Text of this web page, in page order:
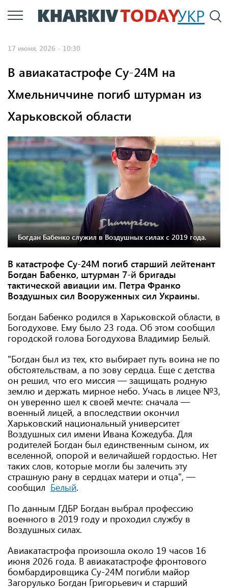
Перейти
к
УКР
17 июня, 2026 - 10:30
В авиакатастрофе Су-24М на
Хмельниччине погиб штурман из
Харьковской области
Фото: В. Бєлий
Богдан Бабенко служил в Воздушных силах с 2019 года.
В катастрофе Су-24М погиб старший лейтенант
Богдан Бабенко, штурман 7-й бригады
тактической авиации им. Петра Франко
Воздушных сил Вооруженных сил Украины.
Богдан Бабенко родился в Харьковской области, в
Богодухове. Ему было 23 года. Об этом сообщил
городской голова Богодухова Владимир Белый.
"Богдан был из тех, кто выбирает путь воина не по
обстоятельствам, а по зову сердца. Еще с детства
он решил, что его миссия — защищать родную
землю и держать мирное небо. Учась в лицее №3,
он уверенно шел к своей мечте: сначала —
военный лицей, а впоследствии окончил
Харьковский национальный университет
Воздушных сил имени Ивана Кожедуба. Для
родителей Богдан был единственным сыном, их
вселенной, опорой и величайшей гордостью. Нет
таких слов, которые могли бы залечить эту
страшную рану в сердцах матери и отца", —
сообщил Белый.
По данным ГДБР Богдан выбрал профессию
военного в 2019 году и проходил службу в
Воздушных силах.
Авиакатастрофа произошла около 19 часов 16
июня 2026 года. В авиакатастрофе фронтового
бомбардировщика Су-24М погибли майор
Загорулько Богдан Григорьевич и старший